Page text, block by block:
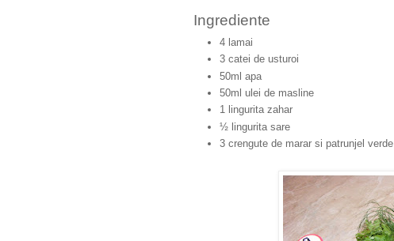
Ingrediente
4 lamai
3 catei de usturoi
50ml apa
50ml ulei de masline
1 lingurita zahar
½ lingurita sare
3 crengute de marar si patrunjel verde